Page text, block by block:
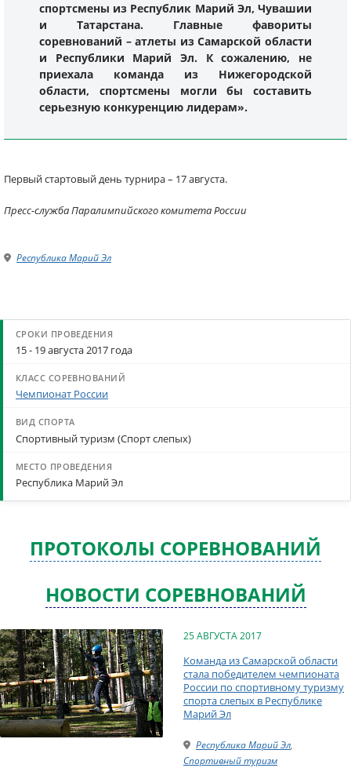
спортсмены из Республик Марий Эл, Чувашии
и Татарстана. Главные фавориты
соревнований – атлеты из Самарской области
и Республики Марий Эл. К сожалению, не
приехала команда из Нижегородской
области, спортсмены могли бы составить
серьезную конкуренцию лидерам».
Первый стартовый день турнира – 17 августа.
Пресс-служба Паралимпийского комитета России
Республика Марий Эл
15 - 19 августа 2017 года
Чемпионат России
Спортивный туризм (Спорт слепых)
Республика Марий Эл
ПРОТОКОЛЫ СОРЕВНОВАНИЙ
НОВОСТИ СОРЕВНОВАНИЙ
25 АВГУСТА 2017
Команда из Самарской области
стала победителем чемпионата
России по спортивному туризму
спорта слепых в Республике
Марий Эл
Республика Марий Эл,
Спортивный туризм